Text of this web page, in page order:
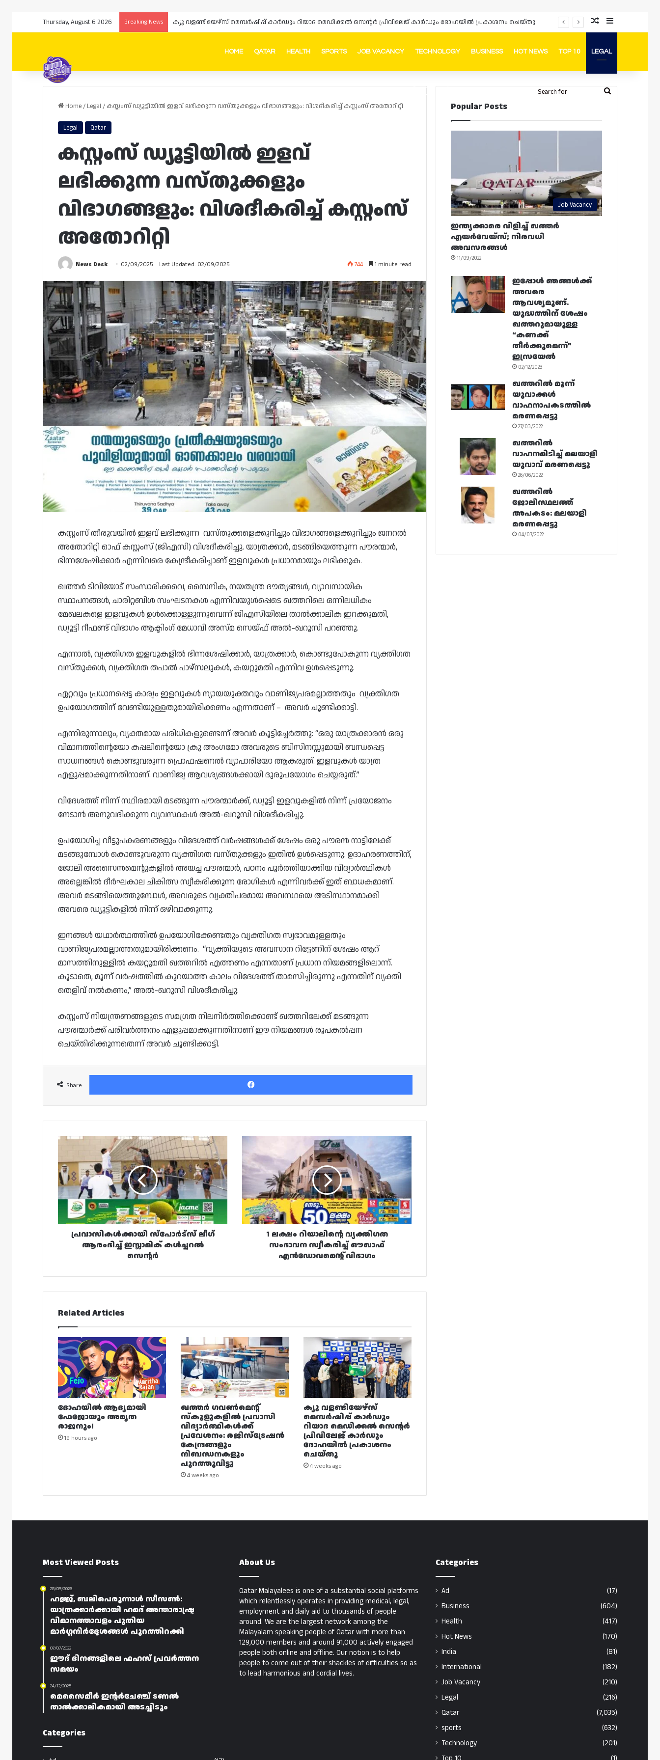
Thursday, August 6 2026 Breaking News Random Article
Sidebar
HOME QATAR HEALTH SPORTS JOB VACANCY TECHNOLOGY BUSINESS HOT NEWS TOP 10 LEGAL
FacebookInstagram
Telegram
Whatsapp Random Article
Switch skin
Search
Home/ Legal / കസ്റ്റംസ് ഡ്യൂട്ടിയിൽ ഇളവ് ലഭിക്കുന്ന വസ്തുക്കളും വിഭാഗങ്ങളും: വിശദീകരിച്ച് കസ്റ്റംസ് അതോറിറ്റി
Legal Qatar
കസ്റ്റംസ് ഡ്യൂട്ടിയിൽ ഇളവ്
ലഭിക്കുന്ന വസ്തുക്കളും
വിഭാഗങ്ങളും: വിശദീകരിച്ച് കസ്റ്റംസ്
അതോറിറ്റി
News Desk 02/09/2025 Last Updated: 02/09/2025 744 1 minute read
കസ്റ്റംസ് തീരുവയിൽ ഇളവ് ലഭിക്കുന്ന വസ്തുക്കളെക്കുറിച്ചും വിഭാഗങ്ങളെക്കുറിച്ചും ജനറൽ
അതോറിറ്റി ഓഫ് കസ്റ്റംസ് (ജിഎസി) വിശദീകരിച്ചു. യാത്രക്കാർ, മടങ്ങിയെത്തുന്ന പൗരന്മാർ,
ഭിന്നശേഷിക്കാർ എന്നിവരെ കേന്ദ്രീകരിച്ചാണ് ഇളവുകൾ പ്രധാനമായും ലഭിക്കുക.
ഖത്തർ ടിവിയോട് സംസാരിക്കവെ, സൈനിക, നയതന്ത്ര ദൗത്യങ്ങൾ, വ്യാവസായിക
സ്ഥാപനങ്ങൾ, ചാരിറ്റബിൾ സംഘടനകൾ എന്നിവയുൾപ്പെടെ ഖത്തറിലെ ഒന്നിലധികം
മേഖലകളെ ഇളവുകൾ ഉൾക്കൊള്ളുന്നുവെന്ന് ജിഎസിയിലെ താൽക്കാലിക ഇറക്കുമതി,
ഡ്യൂട്ടി റീഫണ്ട് വിഭാഗം ആക്ടിംഗ് മേധാവി അസ്മ സെയ്ഫ് അൽ-ഖറൂസി പറഞ്ഞു.
എന്നാൽ, വ്യക്തിഗത ഇളവുകളിൽ ഭിന്നശേഷിക്കാർ, യാത്രക്കാർ, കൊണ്ടുപോകുന്ന വ്യക്തിഗത
വസ്തുക്കൾ, വ്യക്തിഗത തപാൽ പാഴ്സലുകൾ, കയറ്റുമതി എന്നിവ ഉൾപ്പെടുന്നു.
ഏറ്റവും പ്രധാനപ്പെട്ട കാര്യം ഇളവുകൾ ന്യായയുക്തവും വാണിജ്യപരമല്ലാത്തതും വ്യക്തിഗത
ഉപയോഗത്തിന് വേണ്ടിയുള്ളതുമായിരിക്കണം എന്നതാണ് – അവർ ചൂണ്ടിക്കാട്ടി.
എന്നിരുന്നാലും, വ്യക്തമായ പരിധികളുണ്ടെന്ന് അവർ കൂട്ടിച്ചേർത്തു: “ഒരു യാത്രക്കാരൻ ഒരു
വിമാനത്തിന്റെയോ കപ്പലിന്റെയോ ക്രൂ അംഗമോ അവരുടെ ബിസിനസ്സുമായി ബന്ധപ്പെട്ട
സാധനങ്ങൾ കൊണ്ടുവരുന്ന പ്രൊഫഷണൽ വ്യാപാരിയോ ആകരുത്. ഇളവുകൾ യാത്ര
എളുപ്പമാക്കുന്നതിനാണ്. വാണിജ്യ ആവശ്യങ്ങൾക്കായി ദുരുപയോഗം ചെയ്യരുത്.”
വിദേശത്ത് നിന്ന് സ്ഥിരമായി മടങ്ങുന്ന പൗരന്മാർക്ക്, ഡ്യൂട്ടി ഇളവുകളിൽ നിന്ന് പ്രയോജനം
നേടാൻ അനുവദിക്കുന്ന വ്യവസ്ഥകൾ അൽ-ഖറൂസി വിശദീകരിച്ചു.
ഉപയോഗിച്ച വീട്ടുപകരണങ്ങളും വിദേശത്ത് വർഷങ്ങൾക്ക് ശേഷം ഒരു പൗരൻ നാട്ടിലേക്ക്
മടങ്ങുമ്പോൾ കൊണ്ടുവരുന്ന വ്യക്തിഗത വസ്തുക്കളും ഇതിൽ ഉൾപ്പെടുന്നു. ഉദാഹരണത്തിന്,
ജോലി അസൈൻമെന്റുകളിൽ അയച്ച പൗരന്മാർ, പഠനം പൂർത്തിയാക്കിയ വിദ്യാർത്ഥികൾ
അല്ലെങ്കിൽ ദീർഘകാല ചികിത്സ സ്വീകരിക്കുന്ന രോഗികൾ എന്നിവർക്ക് ഇത് ബാധകമാണ്.
അവർ മടങ്ങിയെത്തുമ്പോൾ, അവരുടെ വ്യക്തിപരമായ അവസ്ഥയെ അടിസ്ഥാനമാക്കി
അവരെ ഡ്യൂട്ടികളിൽ നിന്ന് ഒഴിവാക്കുന്നു.
ഇനങ്ങൾ യഥാർത്ഥത്തിൽ ഉപയോഗിക്കേണ്ടതും വ്യക്തിഗത സ്വഭാവമുള്ളതും
വാണിജ്യപരമല്ലാത്തതുമായിരിക്കണം. “വ്യക്തിയുടെ അവസാന റിട്ടേണിന് ശേഷം ആറ്
മാസത്തിനുള്ളിൽ കയറ്റുമതി ഖത്തറിൽ എത്തണം എന്നതാണ് പ്രധാന നിയമങ്ങളിലൊന്ന്.
കൂടാതെ, മൂന്ന് വർഷത്തിൽ കുറയാത്ത കാലം വിദേശത്ത് താമസിച്ചിരുന്നു എന്നതിന് വ്യക്തി
തെളിവ് നൽകണം,” അൽ-ഖറൂസി വിശദീകരിച്ചു.
കസ്റ്റംസ് നിയന്ത്രണങ്ങളുടെ സമഗ്രത നിലനിർത്തിക്കൊണ്ട് ഖത്തറിലേക്ക് മടങ്ങുന്ന
പൗരന്മാർക്ക് പരിവർത്തനം എളുപ്പമാക്കുന്നതിനാണ് ഈ നിയമങ്ങൾ രൂപകൽപ്പന
ചെയ്തിരിക്കുന്നതെന്ന് അവർ ചൂണ്ടിക്കാട്ടി.
Share
Facebook
പ്രവാസികൾക്കായി
ലീഗ്
ആരംഭിച്ച്
ഇസ്ലാമിക്
കൾച്ചറൽ
സെന്റർ
പ്രവാസികൾക്കായി സ്പോർട്സ് ലീഗ്
ആരംഭിച്ച് ഇസ്ലാമിക് കൾച്ചറൽ
സെന്റർ
1
റിയാലിന്റെ
വ്യക്തിഗത
സംഭാവന
സ്വീകരിച്ച്
ഔഖാഫ്
എൻഡോവമെന്റ്
വിഭാഗം
1 ലക്ഷം റിയാലിന്റെ വ്യക്തിഗത
സംഭാവന സ്വീകരിച്ച് ഔഖാഫ്
എൻഡോവമെന്റ് വിഭാഗം
Related Articles
ദോഹയിൽ ആദ്യമായി
ഫേജോയും അമൃത
രാജനും!
19 hours ago
ഖത്തർ ഗവൺമെന്റ്
സ്കൂളുകളിൽ പ്രവാസി
വിദ്യാർത്ഥികൾക്ക്
പ്രവേശനം: രജിസ്ട്രേഷൻ
കേന്ദ്രങ്ങളും
നിബന്ധനകളും
പുറത്തുവിട്ടു
4 weeks ago
ക്യു വളണ്ടിയേഴ്‌സ്
മെമ്പർഷിപ്പ് കാർഡും
റിയാദ മെഡിക്കൽ സെന്റർ
പ്രിവിലേജ് കാർഡും
ദോഹയിൽ പ്രകാശനം
ചെയ്തു
4 weeks ago
Popular Posts
Job Vacancy
ഇന്ത്യക്കാരെ വിളിച്ച് ഖത്തർ
എയർവേയ്‌സ്; നിരവധി
അവസരങ്ങൾ
11/09/2022
ഇപ്പോൾ ഞങ്ങൾക്ക്
അവരെ
ആവശ്യമുണ്ട്.
യുദ്ധത്തിന് ശേഷം
ഖത്തറുമായുള്ള
“കണക്ക്
തീർക്കുമെന്ന്”
ഇസ്രയേൽ
02/12/2023
ഖത്തറിൽ മൂന്ന്
യുവാക്കൾ
വാഹനാപകടത്തിൽ
മരണപ്പെട്ടു
27/03/2022
ഖത്തറിൽ
വാഹനമിടിച്ച് മലയാളി
യുവാവ് മരണപ്പെട്ടു
26/06/2022
ഖത്തറിൽ
ജോലിസ്ഥലത്ത്
അപകടം: മലയാളി
മരണപ്പെട്ടു
04/07/2022
Most Viewed Posts
28/05/2026
ഹജ്ജ്, ബലിപെരുന്നാൾ സീസൺ:
യാത്രക്കാർക്കായി ഹമദ് അന്താരാഷ്ട്ര
വിമാനത്താവളം പുതിയ
മാർഗ്ഗനിർദ്ദേശങ്ങൾ പുറത്തിറക്കി
07/07/2022
ഈദ് ദിനങ്ങളിലെ ഫഹസ് പ്രവർത്തന
സമയം
24/12/2025
മെസൈമീർ ഇന്റർചേഞ്ച് ടണൽ
താൽക്കാലികമായി അടച്ചിടും
Categories
About Us
Qatar Malayalees is one of a substantial social platforms
which relentlessly operates in providing medical, legal,
employment and daily aid to thousands of people
around. We are the largest network among the
Malayalam speaking people of Qatar with more than
129,000 members and around 91,000 actively engaged
people both online and offline. Our notion is to help
people to come out of their shackles of difficulties so as
to lead harmonious and cordial lives.
Categories
Ad
(17)
Business
(604)
Health
(417)
Hot News
(170)
India
(81)
International
(182)
Job Vacancy
(210)
Legal
(216)
Qatar
(7,035)
sports
(632)
Technology
(201)